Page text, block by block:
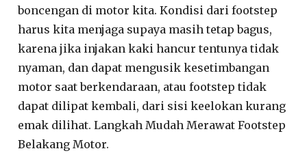
boncengan di motor kita. Kondisi dari footstep
harus kita menjaga supaya masih tetap bagus,
karena jika injakan kaki hancur tentunya tidak
nyaman, dan dapat mengusik kesetimbangan
motor saat berkendaraan, atau footstep tidak
dapat dilipat kembali, dari sisi keelokan kurang
emak dilihat. Langkah Mudah Merawat Footstep
Belakang Motor.